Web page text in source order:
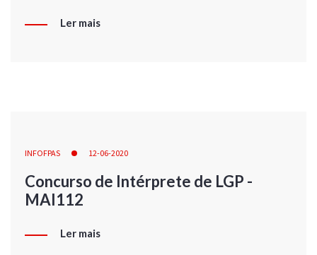
Ler mais
INFOFPAS 12-06-2020
Concurso de Intérprete de LGP -
MAI112
Ler mais